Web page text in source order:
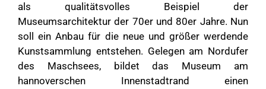
als qualitätsvolles Beispiel der
Museumsarchitektur der 70er und 80er Jahre. Nun
soll ein Anbau für die neue und größer werdende
Kunstsammlung entstehen. Gelegen am Nordufer
des Maschsees, bildet das Museum am
hannoverschen Innenstadtrand einen